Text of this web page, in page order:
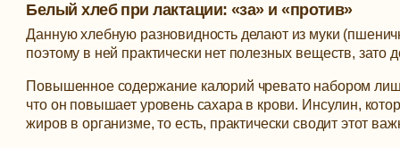
Белый хлеб при лактации: «за» и «против»
Данную хлебную разновидность делают из муки
поэтому в ней практически нет полезных веществ, зато
Повышенное содержание калорий чревато набором
что он повышает уровень сахара в крови. Инсулин,
жиров в организме, то есть, практически сводит этот